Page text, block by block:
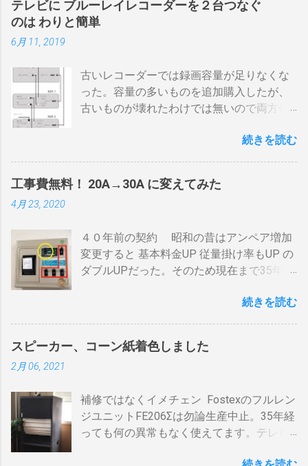
の蓄熱効果はある チャフが飛び散らない 焙
煎中、外気温や風による温度変化は殆どな
げても即座に反応しない ガスコンロでは熱
量に限界があり１ハゼ８分以内でなら200g
前後が限界。 300g以上はガスコンロの強火
煎は無理。 外側ドラム→空気層→内側ドラ
ムの順で熱が伝わるので、温度変化には時
間がかかります。それを予測したうえでの
煎りあがりのタイミングを考慮しなくては
火傷や洋服の焦げにも注意が必要です。 2
重ドラムで通気性が殆ど無い とうこと。熱
し難く冷めにくいのが特徴。 ２．パンチン
早い話が「 回転式炙り焼き 」です。熱は素
通りで蓄熱は不可。ガスコンロの炎がその
まま反映します。中火で200gなら6分程度
勿論焦げます。放置すれば燃えます。風に
よる炎の揺れや、ドラムに風が入るとすぐ
温度が下がります。 メリット 火力に対する
反応が早い。（蓄熱はゼロ） 二重ドラムに
比べて短時間で焙煎できる チャフがドラム
テレビに ブルーレイレコーダーを２台つなぐ
のは わりと簡単
6月 11, 2019
古いレコーダーでは録画容量が足りなくな
った。容量の多いものを追加購入したが、
古いものが壊れたわけでは無いので両方使
利用する） アンテナ→BDR２→BDR１→テ
「 BDR 」と略します。 アンテナ信号は、
それぞれのアンテナ入力から出力へと繰り
るとアンテナ信号が弱まりアンテナ利得が
落ち、増幅器が必要になるでしょう。 壁の
アンテナ端子から「地上波」と「 BS 」に
波の接続（アンテナケーブル２本必要）※
１ 地上波のアンテナケーブルをBDR２の
「地上波アンテナ入力」端子へ接続 BDR２
の地上波の「テレビへ（出力）」端子と
（出力）」端子とテレビの「地上デジタ
ル」端子をアンテナケーブルで接続しま
す。 BSの接続（アンテナケーブル２本必
続きを読む
工事費無料！ 20A→30A に変えてみた
4月 23, 2020
４０年前の契約 昭和の昔はアンペア増加
変更すると 基本料金UP 従量掛け率もUP の
ダブルUPだった。そのため現在まで35年
力のHPで容量シュミレーションで我が家の
気毛布２、エアコン、FFクリーンヒータ
ー・電気ストーブ、ドライヤー、照明15、
２・トースター、炊飯器・・・・。 を合計
してみると 「70アンペア必要」 と表示され
た。７０アンペアは高額になりそうで流石
続きを読む
スピーカー、コーン紙着色しました
2月 06, 2021
補修ではなくイメチェン Fostexのフルレン
ジユニットFE206Σは勿論生産中止。35年経
っても何の異常もなく使えてます。テレビ